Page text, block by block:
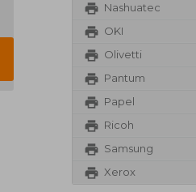
Nashuatec
OKI
Olivetti
Pantum
Papel
Ricoh
Samsung
Xerox